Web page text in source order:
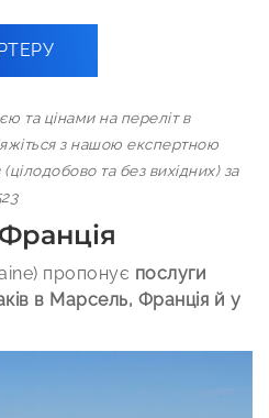
та цінами на переліт в
з нашою експертною
та без вихідних) за
пропонує послуги
в Марсель, Франція й у